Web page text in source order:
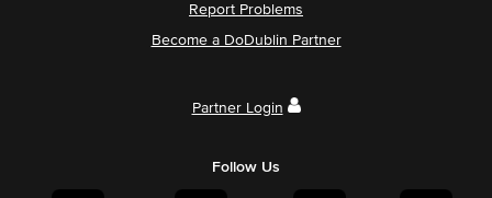
Report Problems
Become a DoDublin Partner
Partner Login
Follow Us